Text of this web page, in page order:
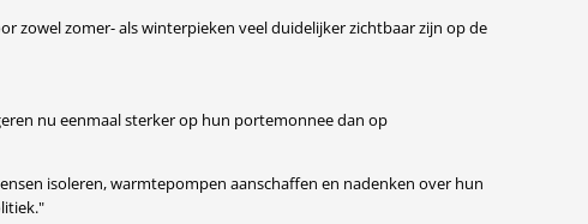
zowel zomer- als winterpieken veel duidelijker zichtbaar zijn op de
nu eenmaal sterker op hun portemonnee dan op
isoleren, warmtepompen aanschaffen en nadenken over hun